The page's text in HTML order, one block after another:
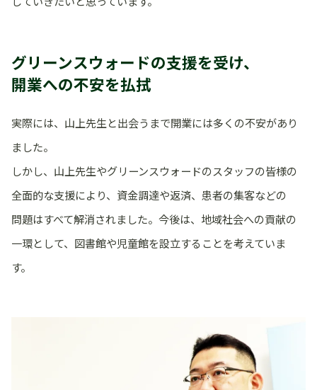
グリーンスウォードの支援を受け、
開業への不安を払拭
実際には、山上先生と出会うまで開業には多くの不安があり
ました。
しかし、山上先生やグリーンスウォードのスタッフの皆様の
全面的な支援により、資金調達や返済、患者の集客などの
問題はすべて解消されました。今後は、地域社会への貢献の
一環として、図書館や児童館を設立することを考えていま
す。